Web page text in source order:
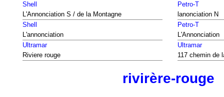
Shell
L'Annonciation S / de la Montagne
Petro-T
lanonciation N
Shell
L'annonciation
Petro-T
L'Annonciation
Ultramar
Riviere rouge
Ultramar
117 chemin de
rivirère-rouge